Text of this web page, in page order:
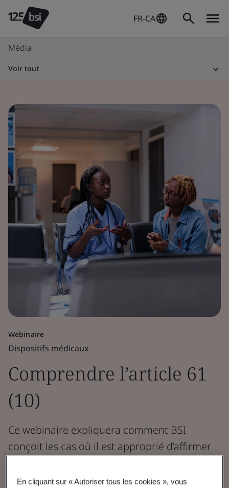
FR-CA
Média
Voir tout
Webinaire
Dispositifs médicaux
Comprendre l’article 61
(10)
Ce webinaire expliquera comment BSI
conçoit les cas où il est approprié d’affirmer
l’évaluation clinique.
En cliquant sur « Autoriser tous les cookies », vous